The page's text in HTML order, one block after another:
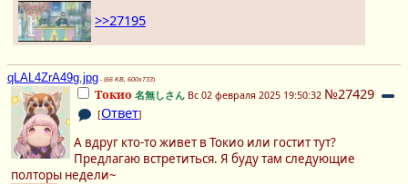
>>27195
qLAL4ZrA49g.jpg - (66 KB, 600x733)
Токио 名無しさん Вс 02 февраля 2025 19:50:32 №27429
[Ответ]
А вдруг кто-то живет в Токио или гостит тут?
Предлагаю встретиться. Я буду там следующие
полторы недели~